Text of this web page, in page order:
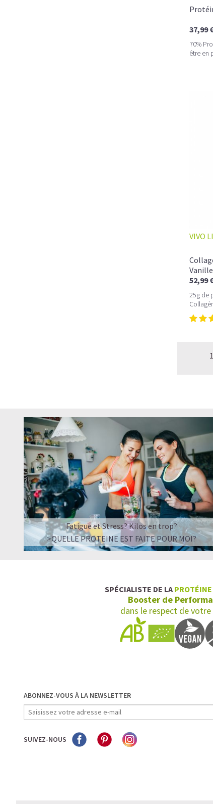
37,99
70%
être en
VIVO
52,99
25g de
Fatigue et Stress? Kilos en trop?
>QUELLE PROTEINE EST FAITE POUR MOI?
SPÉCIALISTE DE LA
Booster de
dans le respect de votre
ABONNEZ-VOUS À LA NEWSLETTER
SUIVEZ-NOUS